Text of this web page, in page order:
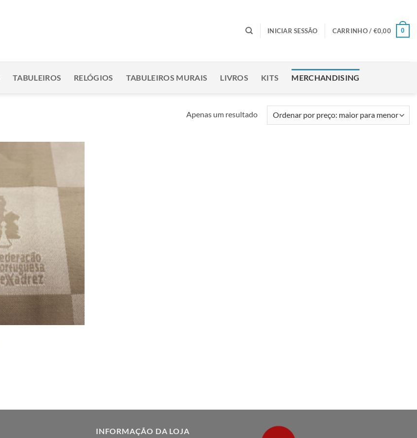
INICIAR SESSÃO CARRINHO / €0,00 0
TABULEIROS RELÓGIOS TABULEIROS MURAIS LIVROS KITS MERCHANDISING
Apenas um resultado
INFORMAÇÃO DA LOJA